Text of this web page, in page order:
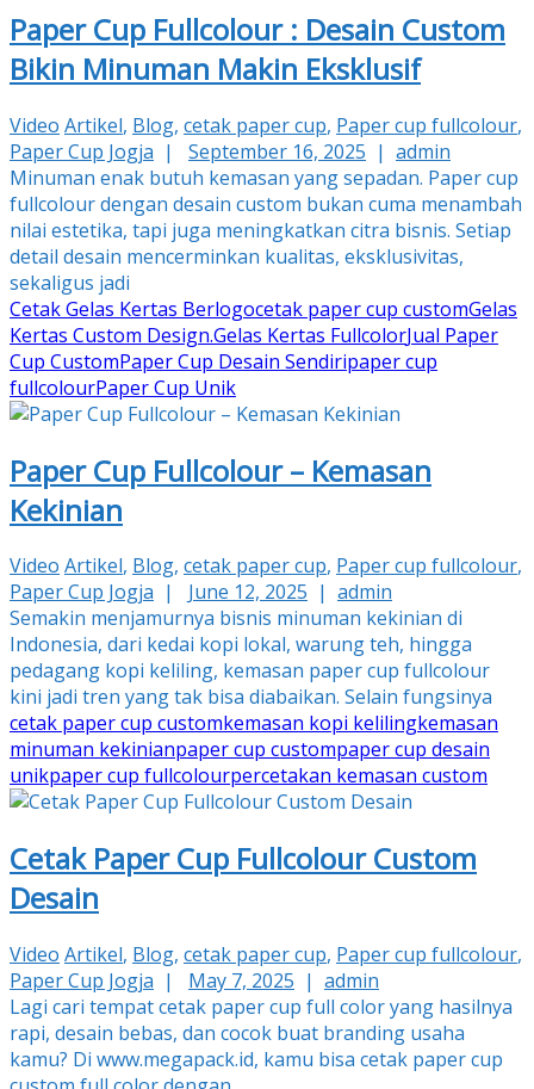
Paper Cup Fullcolour : Desain Custom
Bikin Minuman Makin Eksklusif
Video Artikel, Blog, cetak paper cup, Paper cup fullcolour,
Paper Cup Jogja | September 16, 2025 | admin
Minuman enak butuh kemasan yang sepadan. Paper cup
fullcolour dengan desain custom bukan cuma menambah
nilai estetika, tapi juga meningkatkan citra bisnis. Setiap
detail desain mencerminkan kualitas, eksklusivitas,
sekaligus jadi
Cetak Gelas Kertas Berlogocetak paper cup customGelas
Kertas Custom Design.Gelas Kertas FullcolorJual Paper
Cup CustomPaper Cup Desain Sendiripaper cup
fullcolourPaper Cup Unik
Paper Cup Fullcolour – Kemasan
Kekinian
Video Artikel, Blog, cetak paper cup, Paper cup fullcolour,
Paper Cup Jogja | June 12, 2025 | admin
Semakin menjamurnya bisnis minuman kekinian di
Indonesia, dari kedai kopi lokal, warung teh, hingga
pedagang kopi keliling, kemasan paper cup fullcolour
kini jadi tren yang tak bisa diabaikan. Selain fungsinya
cetak paper cup customkemasan kopi kelilingkemasan
minuman kekinianpaper cup custompaper cup desain
unikpaper cup fullcolourpercetakan kemasan custom
Cetak Paper Cup Fullcolour Custom
Desain
Video Artikel, Blog, cetak paper cup, Paper cup fullcolour,
Paper Cup Jogja | May 7, 2025 | admin
Lagi cari tempat cetak paper cup full color yang hasilnya
rapi, desain bebas, dan cocok buat branding usaha
kamu? Di www.megapack.id, kamu bisa cetak paper cup